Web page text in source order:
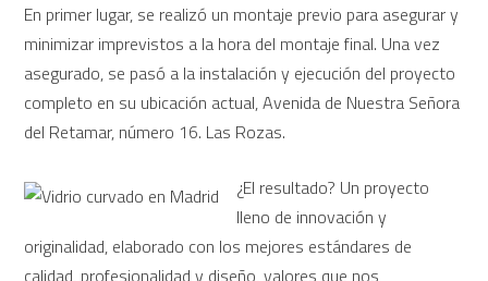
En primer lugar, se realizó un montaje previo para asegurar y
minimizar imprevistos a la hora del montaje final. Una vez
asegurado, se pasó a la instalación y ejecución del proyecto
completo en su ubicación actual, Avenida de Nuestra Señora
del Retamar, número 16. Las Rozas.
¿El resultado? Un proyecto
lleno de innovación y
originalidad, elaborado con los mejores estándares de